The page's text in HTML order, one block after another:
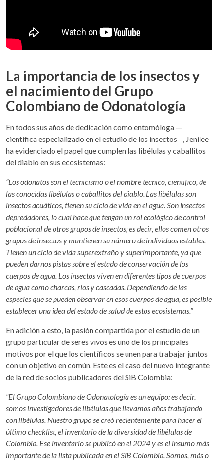
La importancia de los insectos y
el nacimiento del Grupo
Colombiano de Odonatología
En todos sus años de dedicación como entomóloga —
científica especializado en el estudio de los insectos—, Jenilee
ha evidenciado el papel que cumplen las libélulas y caballitos
del diablo en sus ecosistemas:
“Los odonatos son el tecnicismo o el nombre técnico, científico, de
las conocidas libélulas o caballitos del diablo. Las libélulas son
insectos acuáticos, tienen su ciclo de vida en el agua. Son insectos
depredadores, lo cual hace que tengan un rol ecológico de control
poblacional de otros grupos de insectos; es decir, ellos comen otros
grupos de insectos y mantienen su número de individuos estables.
Tienen un ciclo de vida superextraño y superimportante, ya que
pueden darnos pistas sobre el estado de conservación de los
cuerpos de agua. Los insectos viven en diferentes tipos de cuerpos
de agua como charcas, ríos y cascadas. Dependiendo de las
especies que se pueden observar en esos cuerpos de agua, es posible
establecer una idea del estado de salud de estos ecosistemas.”
En adición a esto, la pasión compartida por el estudio de un
grupo particular de seres vivos es uno de los principales
motivos por el que los científicos se unen para trabajar juntos
con un objetivo en común. Este es el caso del nuevo integrante
de la red de socios publicadores del SiB Colombia:
“El Grupo Colombiano de Odonatología es un equipo; es decir,
somos investigadores de libélulas que llevamos años trabajando
con libélulas. Nuestro grupo se creó recientemente para hacer el
último checklist, el inventario de la diversidad de libélulas de
Colombia. Ese inventario se publicó en el 2024 y es el insumo más
importante de la lista publicada en el SiB Colombia. Somos, más o